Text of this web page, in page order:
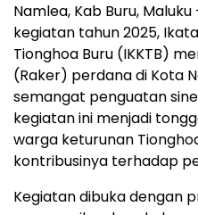
Namlea, Kab Buru,
kegiatan tahun 2025,
Tionghoa Buru (IKKTB)
(Raker) perdana di Kota
semangat penguatan
kegiatan ini menjadi
warga keturunan
kontribusinya terhadap
Kegiatan dibuka dengan